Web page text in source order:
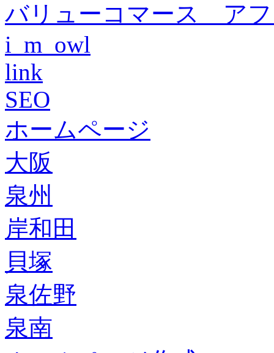
バリューコマース ア
i_m_owl
link
SEO
ホームページ
大阪
泉州
岸和田
貝塚
泉佐野
泉南